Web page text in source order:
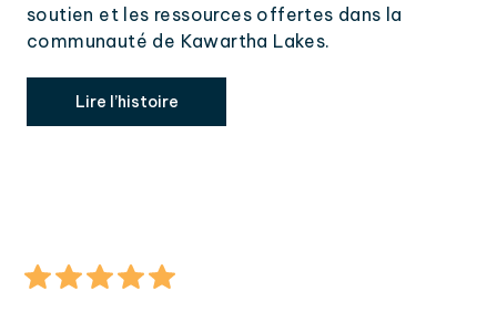
soutien et les ressources offertes dans la
communauté de Kawartha Lakes.
Lire l’histoire